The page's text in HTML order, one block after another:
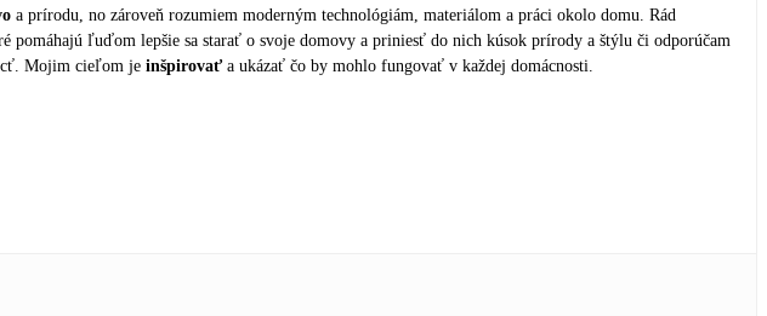
a prírodu, no zároveň rozumiem moderným technológiám, materiálom a práci okolo domu. Rád
pomáhajú ľuďom lepšie sa starať o svoje domovy a priniesť do nich kúsok prírody a štýlu či odporúčam
Mojim cieľom je inšpirovaťa ukázať čo by mohlo fungovať v každej domácnosti.